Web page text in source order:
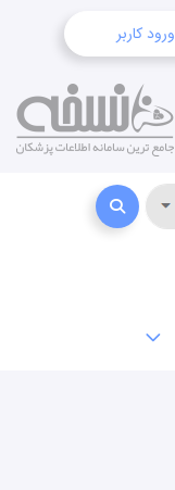
ورود کاربر